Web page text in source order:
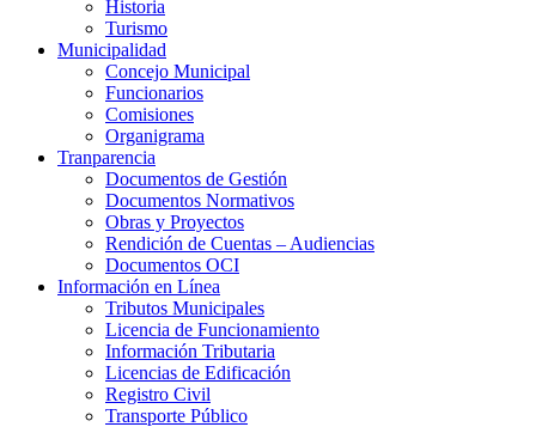
Historia
Turismo
Municipalidad
Concejo Municipal
Funcionarios
Comisiones
Organigrama
Tranparencia
Documentos de Gestión
Documentos Normativos
Obras y Proyectos
Rendición de Cuentas – Audiencias
Documentos OCI
Información en Línea
Tributos Municipales
Licencia de Funcionamiento
Información Tributaria
Licencias de Edificación
Registro Civil
Transporte Público